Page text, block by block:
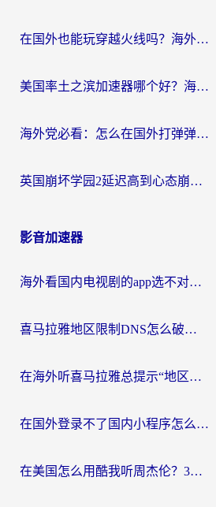
在国外也能玩穿越火线吗？海外玩家国服游戏畅玩终极指南
美国率土之滨加速器哪个好？海外党国服游戏畅玩终极指南（附多游戏解决方案）
海外党必看：怎么在国外打弹弹堂不卡？番茄加速器亲测指南
英国崩坏学园2延迟高到心态崩？海外党国服游戏加速终极指南
影音加速器
海外看国内电视剧的app选不对？这份回国加速器避坑指南帮你流畅追剧
喜马拉雅地区限制DNS怎么破？海外党听国内音乐听书的终极解决方案
在海外听喜马拉雅总提示“地区限制”？3步轻松解除+听国内音乐全攻略
在国外登录不了国内小程序怎么办？选对回国加速器，轻松解锁国内资源
在美国怎么用酷我听周杰伦？3步搞定海外听歌难题